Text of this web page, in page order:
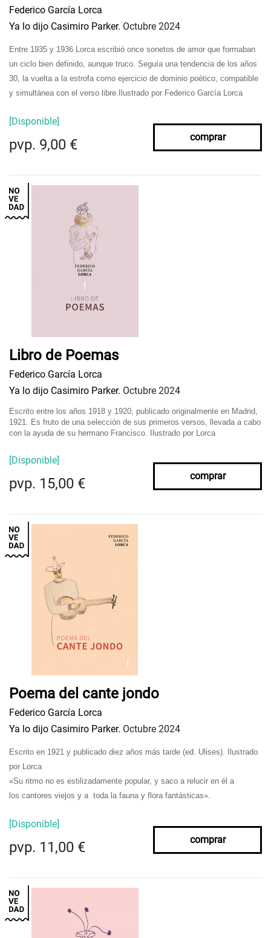
Federico García Lorca
Ya lo dijo Casimiro Parker. Octubre 2024
Entre 1935 y 1936 Lorca escribió once sonetos de amor que formaban
un ciclo bien definido, aunque truco. Seguía una tendencia de los años
30, la vuelta a la estrofa como ejercicio de dominio poético, compatible
y simultánea con el verso libre.
Ilustrado por Federico García Lorca
[Disponible]
pvp. 9,00 € comprar
Libro de Poemas
Federico García Lorca
Ya lo dijo Casimiro Parker. Octubre 2024
Escrito entre los años 1918 y 1920, publicado originalmente en Madrid,
1921.
Es fruto de una selección de sus primeros versos, llevada a cabo
con la ayuda de su hermano Francisco.
Ilustrado por Lorca
[Disponible]
pvp. 15,00 € comprar
Poema del cante jondo
Federico García Lorca
Ya lo dijo Casimiro Parker. Octubre 2024
Escrito en 1921 y publicado diez años más tarde (ed. Ulises). Ilustrado
por Lorca
«Su ritmo no es estilizadamente popular, y saco a relucir en él a
los cantores viejos y a toda la fauna y flora fantásticas».
[Disponible]
pvp. 11,00 € comprar